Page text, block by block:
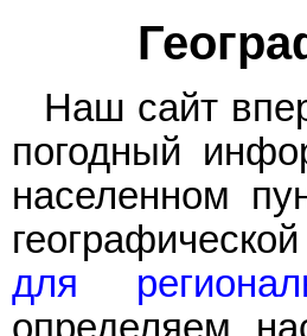
Наш сайт
погодный
населенном
для